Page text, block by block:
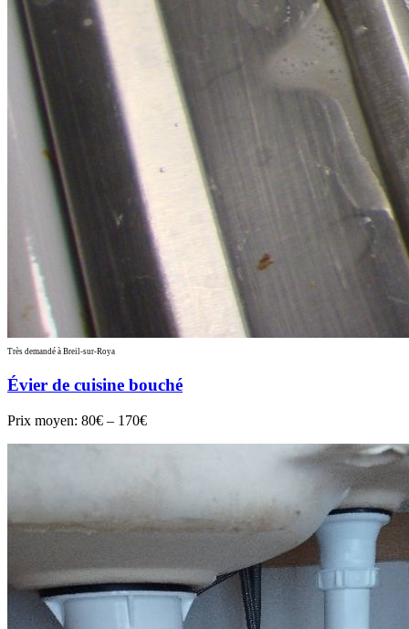
Très demandé à Breil-sur-Roya
Évier de cuisine bouché
Prix moyen: 80€ – 170€